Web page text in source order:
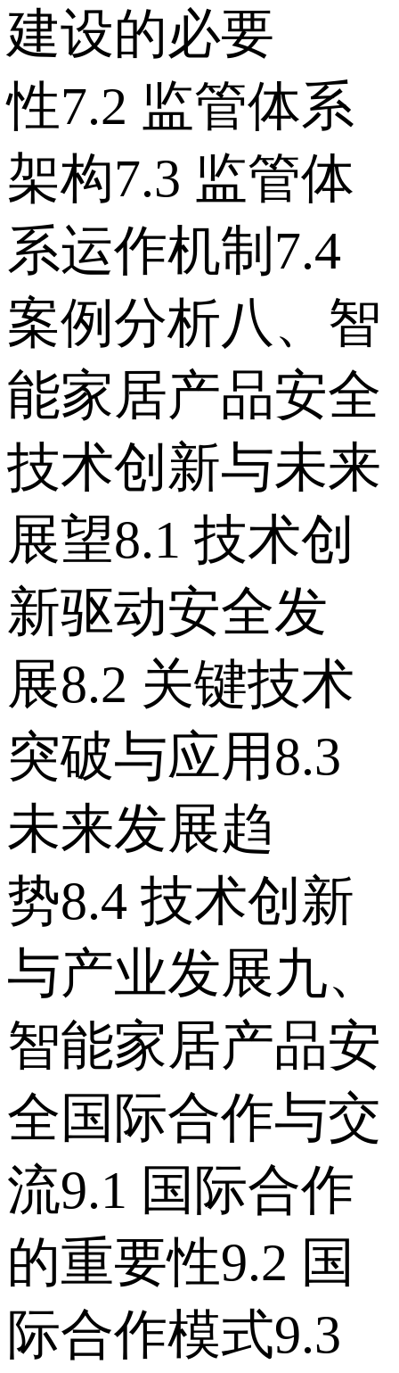
建设的必要
性 7.2 监管体系
架构 7.3 监管体
系运作机制 7.4
案例分析 八、智
能家居产品安全
技术创新与未来
展望 8.1 技术创
新驱动安全发
展 8.2 关键技术
突破与应用 8.3
未来发展趋
势 8.4 技术创新
与产业发展 九、
智能家居产品安
全国际合作与交
流 9.1 国际合作
的重要性 9.2 国
际合作模式 9.3